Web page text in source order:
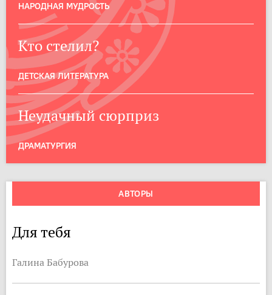
НАРОДНАЯ МУДРОСТЬ
Кто стелил?
ДЕТСКАЯ ЛИТЕРАТУРА
Неудачный сюрприз
ДРАМАТУРГИЯ
АВТОРЫ
Для тебя
Галина Бабурова